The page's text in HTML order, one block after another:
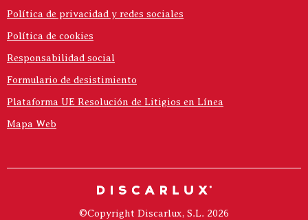
Política de privacidad y redes sociales
Política de cookies
Responsabilidad social
Formulario de desistimiento
Plataforma UE Resolución de Litigios en Línea
Mapa Web
©Copyright Discarlux, S.L. 2026